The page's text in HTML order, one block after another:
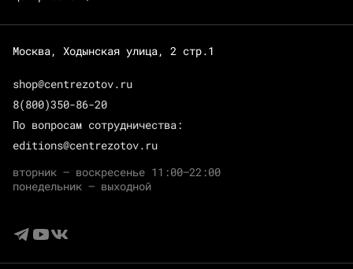
Москва, Ходынская улица, 2 стр.1
shop@centrezotov.ru
8(800)350-86-20
По вопросам сотрудничества:
editions@centrezotov.ru
вторник — воскресенье 11:00–22:00
понедельник — выходной